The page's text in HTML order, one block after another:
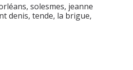
,solesmes, jeanne
denis, tende, la brigue,